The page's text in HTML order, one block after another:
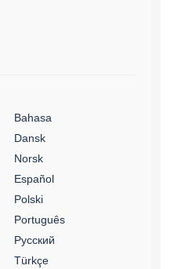
Bahasa
Dansk
Norsk
Español
Polski
Português
Русский
Türkçe